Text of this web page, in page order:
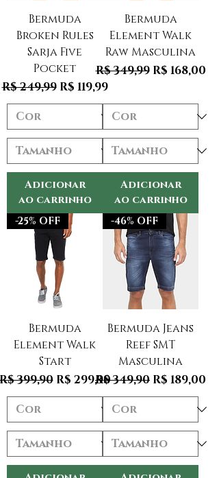
Bermuda
Broken Rules
Sarja Five
Pocket
Preço normal
R$ 249,99 Preço promocional
R$ 119,99
Adicionar
ao carrinho
Bermuda
Element Walk
Raw Masculina
Preço normal
R$ 349,99 Preço
R$ 168,00
Adicionar
ao carrinho
-25% OFF
Bermuda
Element Walk
Start
normal
399,90 Preço promocional
R$ 299,90
-46% OFF
Bermuda Jeans
Reef SMT
Masculina
Preço normal
R$ 349,90 Preço
R$ 189,00